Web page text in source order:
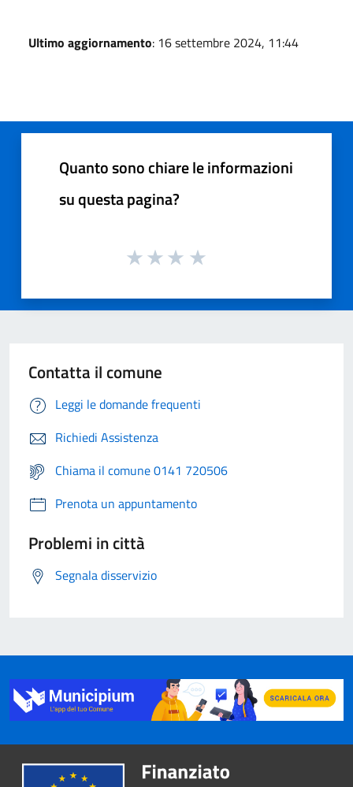
Ultimo aggiornamento: 16 settembre 2024, 11:44
Quanto sono chiare le informazioni
su questa pagina?
Contatta il comune
Leggi le domande frequenti
Richiedi Assistenza
Chiama il comune 0141 720506
Prenota un appuntamento
Problemi in città
Segnala disservizio